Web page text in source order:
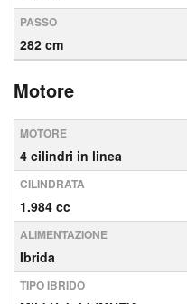
PASSO
282 cm
Motore
MOTORE
4 cilindri in linea
CILINDRATA
1.984 cc
ALIMENTAZIONE
Ibrida
TIPO IBRIDO